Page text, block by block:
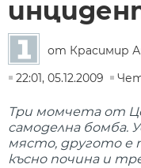
от Красимир
22:01, 05.12.2009
Три момчета от
самоделна бомба.
място, другото е
късно почина и